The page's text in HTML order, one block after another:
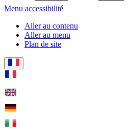
Menu accessibilité
Aller au contenu
Aller au menu
Plan de site